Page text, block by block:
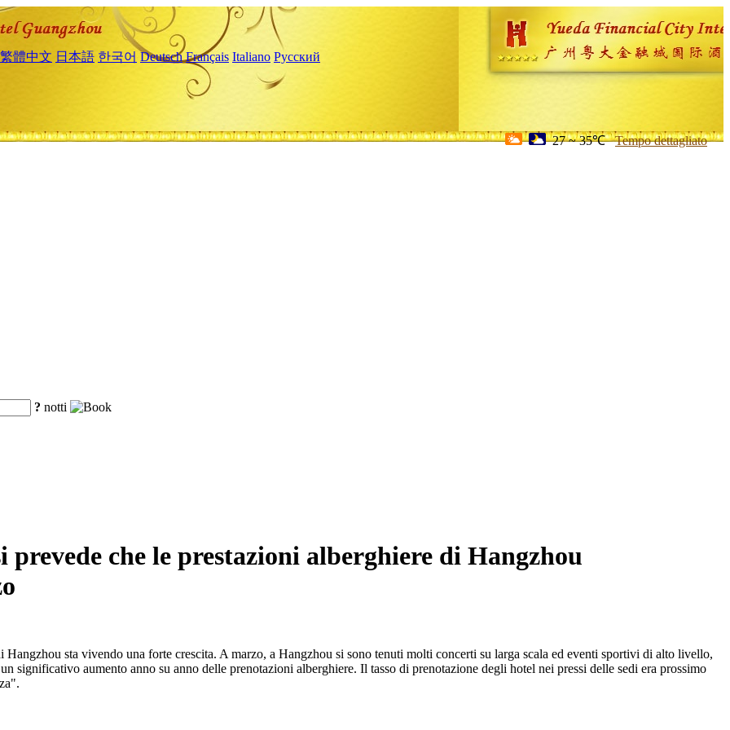
繁體中文 日本語 한국어 Deutsch Français Italiano Русский
27 ~ 35℃ Tempo dettagliato
? notti
che le prestazioni alberghiere di Hangzhou
sta vivendo una forte crescita. A marzo, a Hangzhou si sono tenuti molti concerti su larga scala ed eventi sportivi di alto livello,
significativo aumento anno su anno delle prenotazioni alberghiere. Il tasso di prenotazione degli hotel nei pressi delle sedi era prossimo